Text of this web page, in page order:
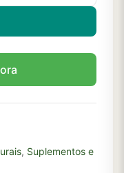
, Suplementos e